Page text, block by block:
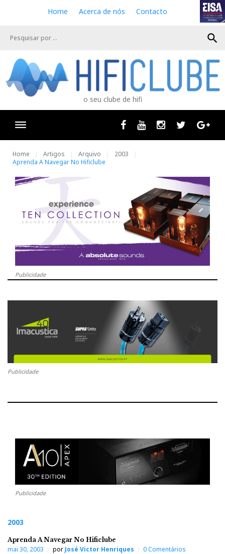
e
Home Acerca de nós Contacto
search
o seu clube de hifi
Facebook
Youtube InstagramTwitter
Home Artigos Arquivo
2003
Aprenda A Navegar No Hificlube
Publicidade
Publicidade
Publicidade
2003
Aprenda A Navegar No Hificlube
mai 30, 2003 por José Victor Henriques 0 Comentários